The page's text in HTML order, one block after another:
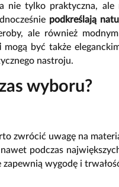
nie tylko praktyczna,
podkreślają
ale również
mogą być także
nastroju.
wyboru?
zwrócić uwagę na
podczas
wygodę i